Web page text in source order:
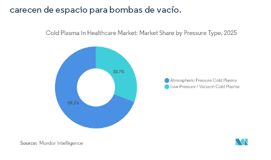
carecen de espacio para bombas de vacío.